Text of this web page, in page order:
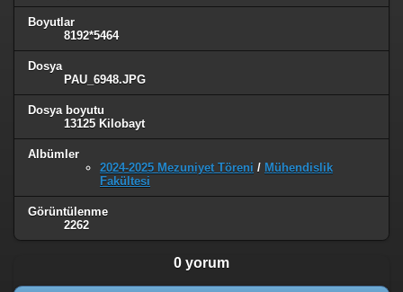
Boyutlar
8192*5464
Dosya
PAU_6948.JPG
Dosya boyutu
13125 Kilobayt
Albümler
2024-2025 Mezuniyet Töreni / Mühendislik
Fakültesi
Görüntülenme
2262
0 yorum